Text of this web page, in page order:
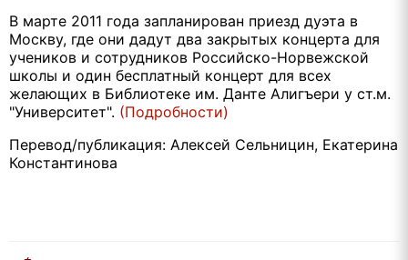
В марте 2011 года запланирован приезд дуэта в
Москву, где они дадут два закрытых концерта для
учеников и сотрудников Российско-Норвежской
школы и один бесплатный концерт для всех
желающих в Библиотеке им. Данте Алигъери у ст.м.
"Университет". (Подробности)
Перевод/публикация: Алексей Сельницин, Екатерина
Константинова